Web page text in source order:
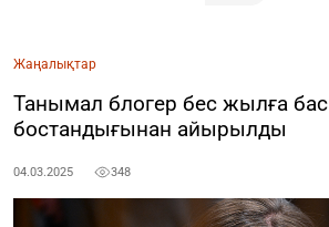
Жаңалықтар
Танымал блогер бес жылға бас
бостандығынан айырылды
04.03.2025 348